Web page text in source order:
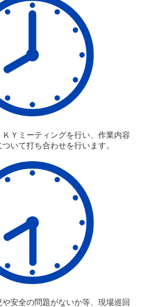
Ｙミーティングを行い、作業内容
いて打ち合わせを行います。
安全の問題がないか等、現場巡回